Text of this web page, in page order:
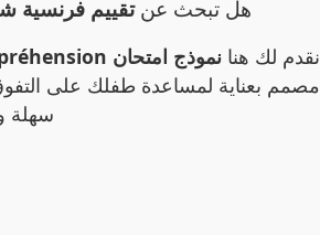
هل تبحث عنتقييم فرنسية
نقدم لك هنا نموذج امتحان Lecture et compréhension متكامل للثلاثي الأول
مصمم بعناية لمساعدة طفلك على
سهلة